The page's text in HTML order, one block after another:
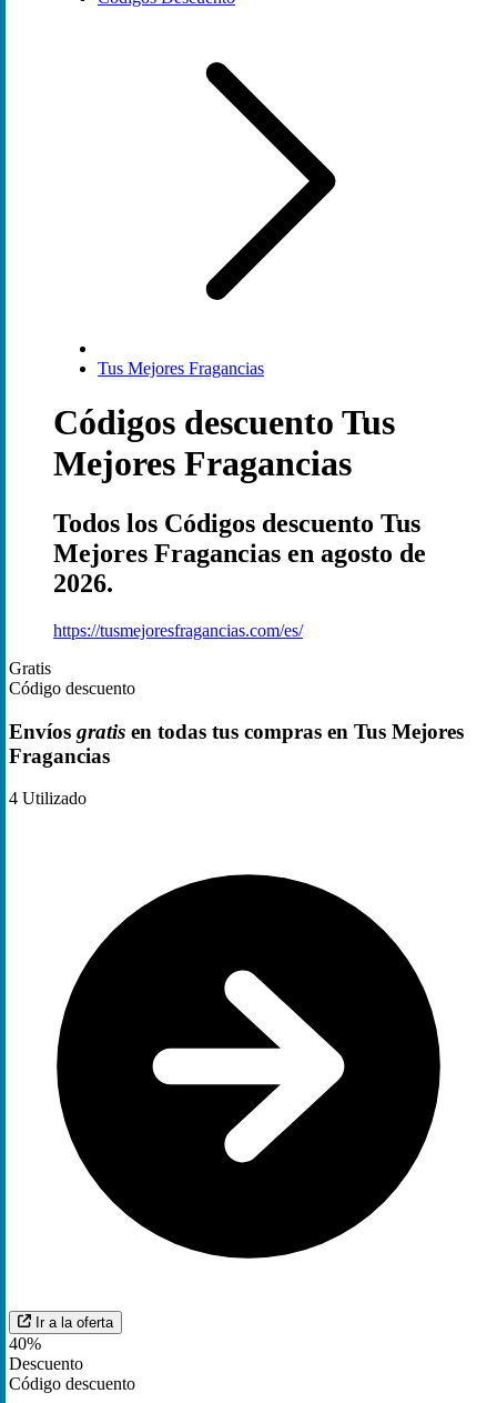
Tus Mejores Fragancias
Códigos descuento Tus
Mejores Fragancias
Todos los Códigos descuento Tus
Mejores Fragancias en agosto de
2026.
https://tusmejoresfragancias.com/es/
Gratis
Código descuento
Envíos gratis en todas tus compras en Tus Mejores
Fragancias
4 Utilizado
Ir a la oferta
40%
Descuento
Código descuento